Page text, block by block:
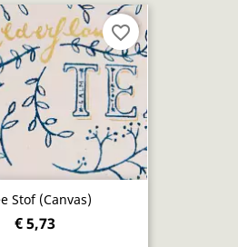
Stof (canvas)
€ 5,73
favorite_border